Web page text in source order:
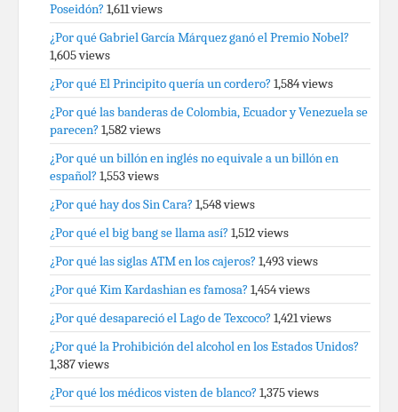
Poseidón? 1,611 views
¿Por qué Gabriel García Márquez ganó el Premio Nobel?
1,605 views
¿Por qué El Principito quería un cordero? 1,584 views
¿Por qué las banderas de Colombia, Ecuador y Venezuela se
parecen? 1,582 views
¿Por qué un billón en inglés no equivale a un billón en
español? 1,553 views
¿Por qué hay dos Sin Cara? 1,548 views
¿Por qué el big bang se llama así? 1,512 views
¿Por qué las siglas ATM en los cajeros? 1,493 views
¿Por qué Kim Kardashian es famosa? 1,454 views
¿Por qué desapareció el Lago de Texcoco? 1,421 views
¿Por qué la Prohibición del alcohol en los Estados Unidos?
1,387 views
¿Por qué los médicos visten de blanco? 1,375 views